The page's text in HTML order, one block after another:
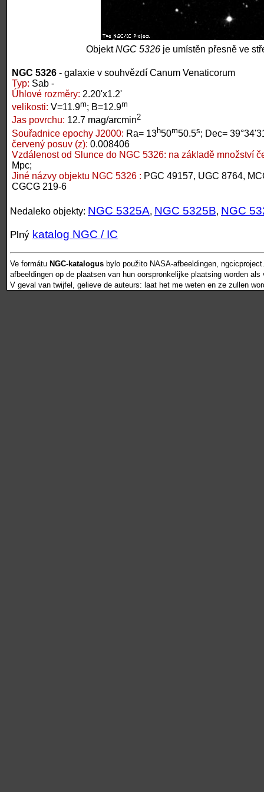
ObjektNGC 5326 je umístěn přesně ve
NGC 5326 - galaxie v souhvězdí Canum Venaticorum
Typ: Sab -
Úhlové rozměry: 2.20'x1.2'
velikosti: V=11.9m; B=12.9m
Jas povrchu: 12.7 mag/arcmin2
Souřadnice epochy J2000: Ra= 13h50m50.5s; Dec=
červený posuv (z): 0.008406
Vzdálenost od Slunce do NGC 5326: na základě množství
Mpc;
Jiné názvy objektu NGC 5326 : PGC 49157, UGC 8764,
CGCG 219-6
Nedaleko objekty: NGC 5325A, NGC 5325B, NGC
Plný katalog NGC / IC
Ve formátu NGC-katalogus bylo použito NASA-afbeeldingen,
afbeeldingen op de plaatsen van hun oorspronkelijke plaatsing worden
V geval van twijfel, gelieve de auteurs: laat het me weten en ze zullen